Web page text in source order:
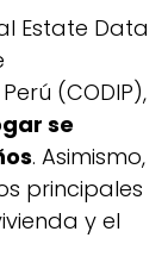
Estate Data
(CODIP),
se
. Asimismo,
principales
y el